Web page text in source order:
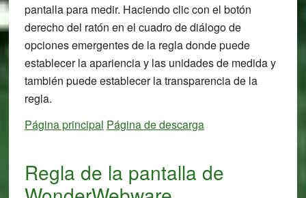
pantalla para medir. Haciendo clic con el botón
derecho del ratón en el cuadro de diálogo de
opciones emergentes de la regla donde puede
establecer la apariencia y las unidades de medida y
también puede establecer la transparencia de la
regla.
Página principal Página de descarga
Regla de la pantalla de